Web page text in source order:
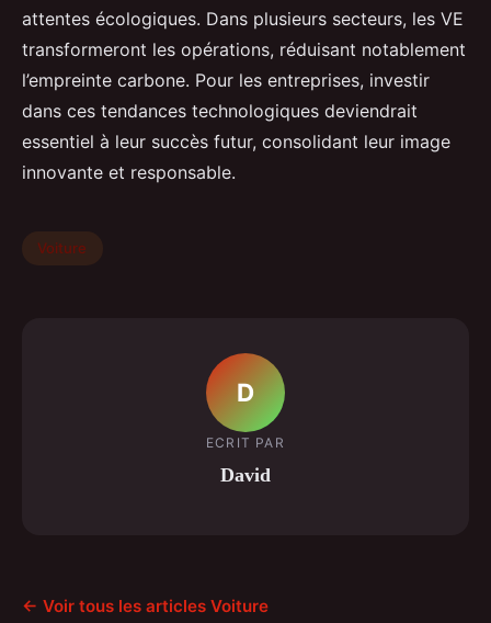
attentes écologiques. Dans plusieurs secteurs, les VE
transformeront les opérations, réduisant notablement
l’empreinte carbone. Pour les entreprises, investir
dans ces tendances technologiques deviendrait
essentiel à leur succès futur, consolidant leur image
innovante et responsable.
Voiture
D
ECRIT PAR
David
← Voir tous les articles Voiture